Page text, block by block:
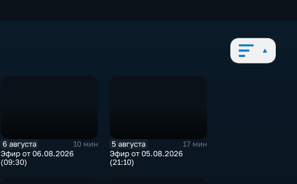
6 августа
10 мин
Эфир от 06.08.2026
(09:30)
5 августа
17 мин
Эфир от 05.08.2026
(21:10)